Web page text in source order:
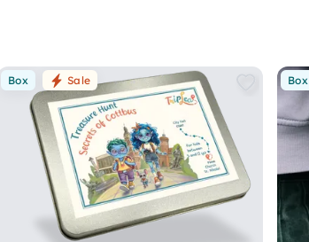
Box Sale Box